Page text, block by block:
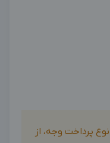
پرداخت وجه، از